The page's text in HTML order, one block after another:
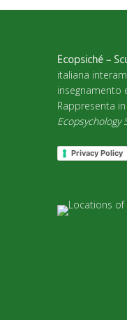
Ecopsiché –
italiana
insegnamento
Rappresenta
Ecopsychology
Privacy Policy